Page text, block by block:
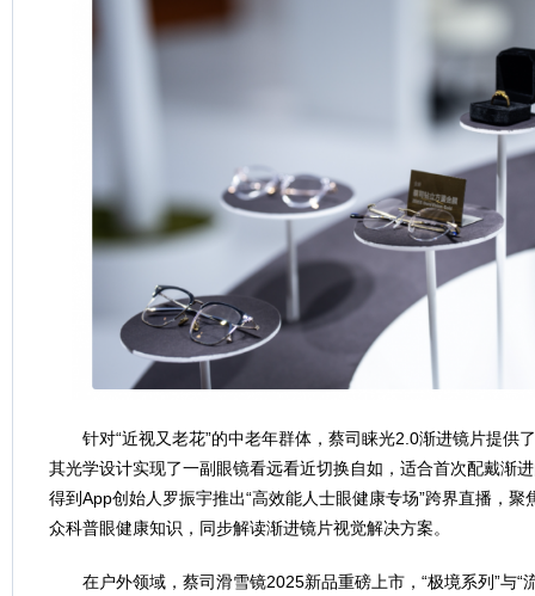
针对“近视又老花”的中老年群体，蔡司睐光2.0渐进镜片提供
其光学设计实现了一副眼镜看远看近切换自如，适合首次配戴渐
得到App创始人罗振宇推出“高效能人士眼健康专场”跨界直播，
众科普眼健康知识，同步解读渐进镜片视觉解决方案。
在户外领域，蔡司滑雪镜2025新品重磅上市，“极境系列”与“